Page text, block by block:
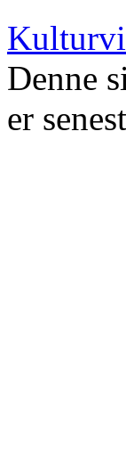
Denne
er